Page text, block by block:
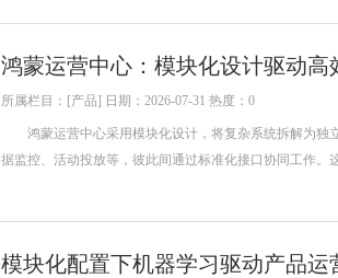
鸿蒙运营中心：模块化设计驱动高
所属栏目：[产品] 日期：2026-07-31 热度：0
鸿蒙运营中心采用模块化设计，将复杂系统拆解为独
据监控、活动投放等，彼此间通过标准化接口协同工作。
模块化配置下机器学习驱动产品运